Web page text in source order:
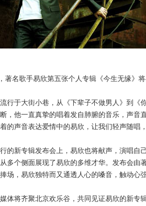
名歌手易欣第五张个人专辑《今生无缘》将
于大街小巷，从《下辈子不做男人》到《
，他一直真挚的唱着发自肺腑的音乐，声音
的声音表达爱情中的易欣，让我们轻声随唱，
新专辑发布会上，易欣也将献声，演唱自
多个侧面展现了易欣的多维才华。发布会由
场，易欣独特而又通透人心的嗓音，触动心
将齐聚北京欢乐谷，共同见证易欣的新专